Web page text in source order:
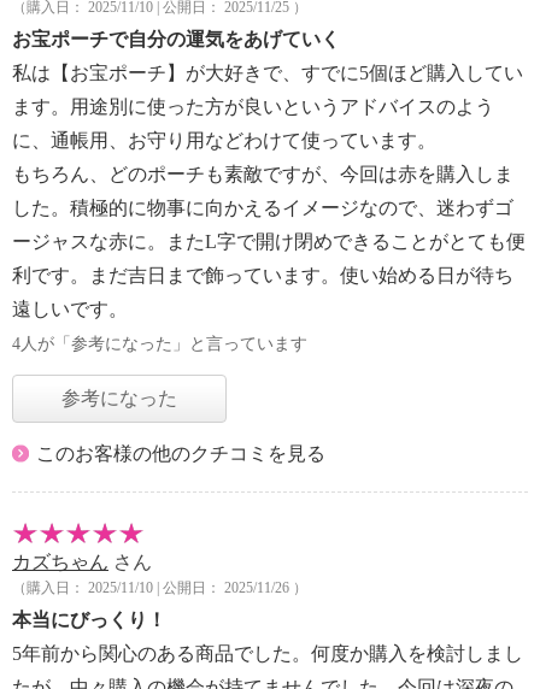
（購入日： 2025/11/10 | 公開日： 2025/11/25 ）
お宝ポーチで自分の運気をあげていく
私は【お宝ポーチ】が大好きで、すでに5個ほど購入してい
ます。用途別に使った方が良いというアドバイスのよう
に、通帳用、お守り用などわけて使っています。
もちろん、どのポーチも素敵ですが、今回は赤を購入しま
した。積極的に物事に向かえるイメージなので、迷わずゴ
ージャスな赤に。またL字で開け閉めできることがとても便
利です。まだ吉日まで飾っています。使い始める日が待ち
遠しいです。
4人が「参考になった」と言っています
参考になった
このお客様の他のクチコミを見る
カズちゃん さん
（購入日： 2025/11/10 | 公開日： 2025/11/26 ）
本当にびっくり！
5年前から関心のある商品でした。何度か購入を検討しまし